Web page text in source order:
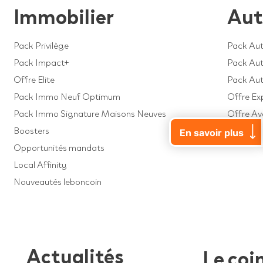
Immobilier
Pack Privilège
Pack Impact+
Offre Elite
Pack Immo Neuf Optimum
Pack Immo Signature Maisons Neuves
Boosters
Opportunités mandats
Local Affinity
Nouveautés leboncoin
Pack
Pack
Pack
Offre
Offre
Offre
Actualités
Le
En savoir plus